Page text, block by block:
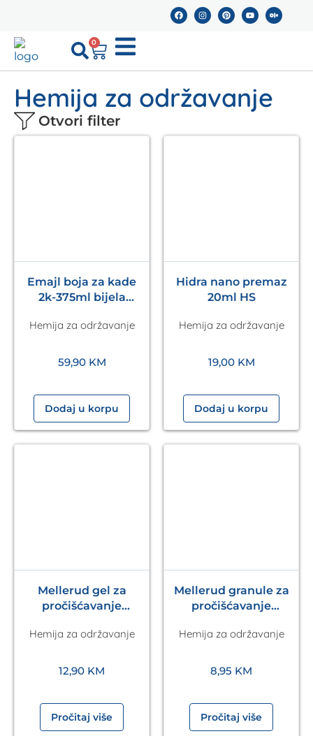
0
Hemija za održavanje
Otvori filter
Emajl boja za kade
2k-375ml bijela
Bestseller
Hemija za održavanje
59,90 KM
Dodaj u korpu
Hidra nano premaz
20ml HS
Hemija za održavanje
19,00 KM
Dodaj u korpu
Mellerud gel za
pročišćavanje
ml
Hemija za održavanje
12,90 KM
Pročitaj više
Mellerud granule za
pročišćavanje
g
Hemija za održavanje
8,95 KM
Pročitaj više